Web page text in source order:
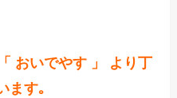
おいでやす 」 より丁
ます｡